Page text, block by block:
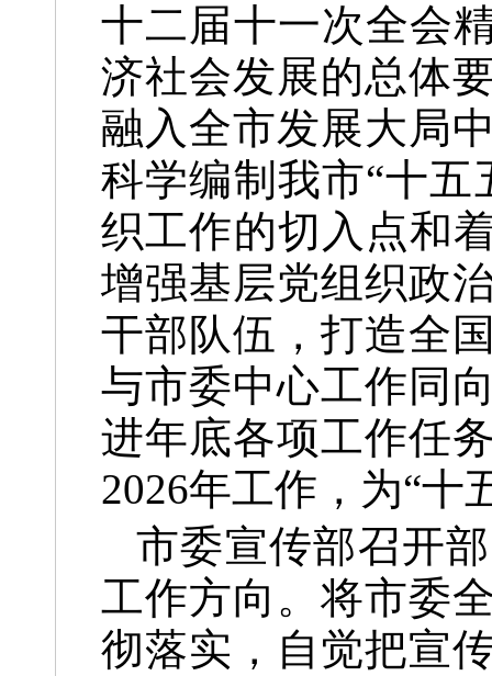
十二届十一次全会
济社会发展的总体
融入全市发展大局
科学编制我市“十
织工作的切入点和
增强基层党组织政
干部队伍，打造全
与市委中心工作同
进年底各项工作任
2026年工作，为“十
市委宣传部召开
工作方向。将市委
彻落实，自觉把宣